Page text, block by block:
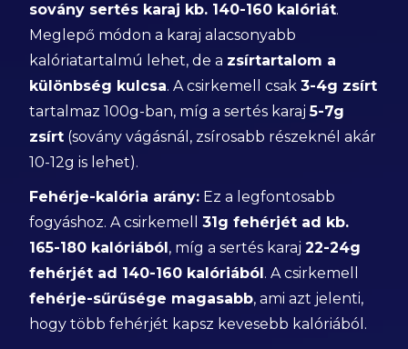
sovány sertés karaj kb. 140-160 kalóriát.
Meglepő módon a karaj alacsonyabb
kalóriatartalmú lehet, de a zsírtartalom a
különbség kulcsa. A csirkemell csak3-4g zsírt
tartalmaz 100g-ban, míg a sertés karaj5-7g
zsírt (sovány vágásnál, zsírosabb részeknél akár
10-12g is lehet).
Fehérje-kalória arány: Ez a legfontosabb
fogyáshoz. A csirkemell31g fehérjét ad kb.
165-180 kalóriából, míg a sertés karaj22-24g
fehérjét ad 140-160 kalóriából. A csirkemell
fehérje-sűrűsége magasabb, ami azt jelenti,
hogy több fehérjét kapsz kevesebb kalóriából.